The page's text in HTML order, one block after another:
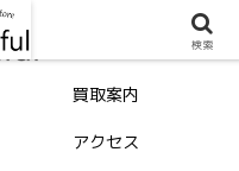
買取案内
アクセス
検索